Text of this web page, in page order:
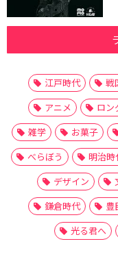
江戸時代 戦
アニメ
ロン
雑学
お菓子
べらぼう
明治時
デザイン
鎌倉時代
豊
光る君へ